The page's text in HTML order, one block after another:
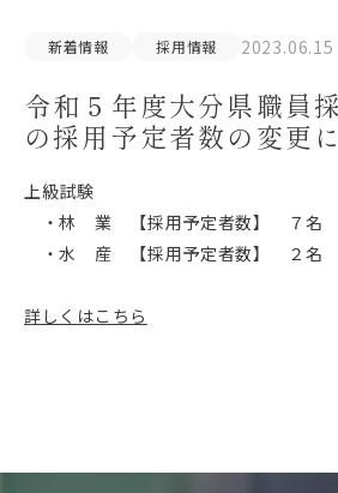
新着情報 採用情報 2023.06.15
令和５年度大分県職員
の採用予定者数の変更
上級試験
・林 業 【採用予定者数】 ７名
・水 産 【採用予定者数】 ２名
詳しくはこちら